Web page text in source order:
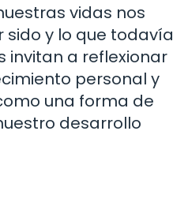
vidas nos
y lo que todavía
invitan a reflexionar
personal y
una forma de
desarrollo